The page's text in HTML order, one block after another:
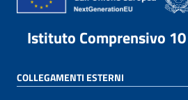
Istituto Comprensivo
COLLEGAMENTI ESTERNI